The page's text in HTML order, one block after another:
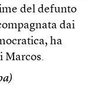
del defunto
dai
ha
Marcos.